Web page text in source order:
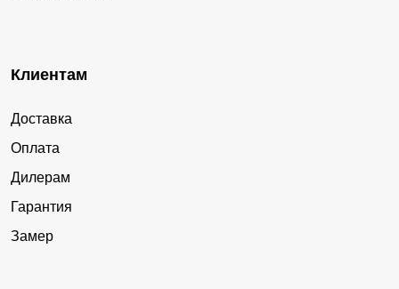
Клиентам
Доставка
Оплата
Дилерам
Гарантия
Замер